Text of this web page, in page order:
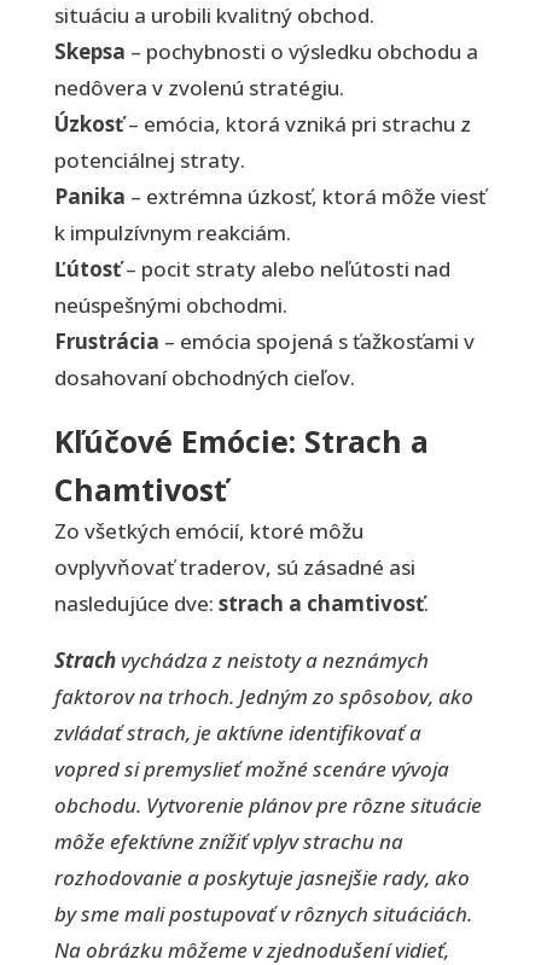
situáciu a urobili kvalitný obchod.
Skepsa – pochybnosti o výsledku obchodu a
nedôvera v zvolenú stratégiu.
Úzkosť– emócia, ktorá vzniká pri strachu z
potenciálnej straty.
Panika – extrémna úzkosť, ktorá môže viesť
k impulzívnym reakciám.
Ľútosť– pocit straty alebo neľútosti nad
neúspešnými obchodmi.
Frustrácia – emócia spojená s ťažkosťami v
dosahovaní obchodných cieľov.
Kľúčové Emócie: Strach a
Chamtivosť
Zo všetkých emócií, ktoré môžu
ovplyvňovať traderov, sú zásadné asi
nasledujúce dve: strach a chamtivosť.
Strach vychádza z neistoty a neznámych
faktorov na trhoch. Jedným zo spôsobov, ako
zvládať strach, je aktívne identifikovať a
vopred si premyslieť možné scenáre vývoja
obchodu. Vytvorenie plánov pre rôzne situácie
môže efektívne znížiť vplyv strachu na
rozhodovanie a poskytuje jasnejšie rady, ako
by sme mali postupovať v rôznych situáciách.
Na obrázku môžeme v zjednodušení vidieť,